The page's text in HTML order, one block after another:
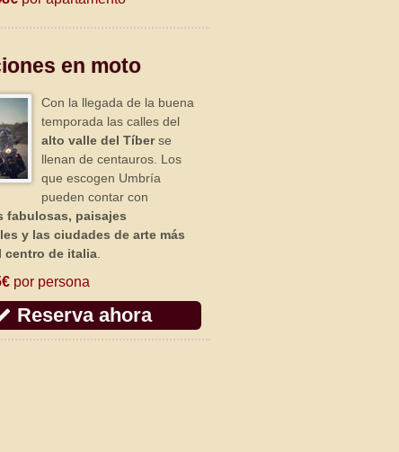
en moto
Con la llegada de la buena
temporada las calles del
alto valle del Tíberse
llenan de centauros. Los
que escogen Umbría
pueden contar con
fabulosas, paisajes
y las ciudades de arte más
centro de italia.
por persona
Reserva ahora